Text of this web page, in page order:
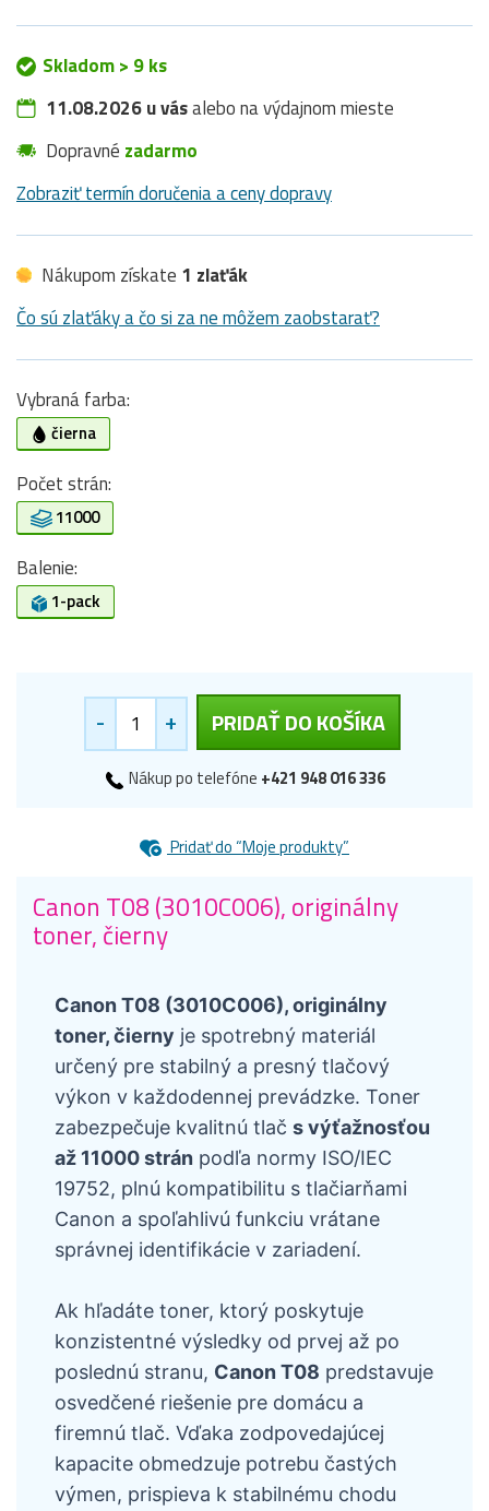
Skladom > 9 ks
11.08.2026 u vásalebo na výdajnom mieste
Dopravné zadarmo
Zobraziť termín doručenia a ceny dopravy
Nákupom získate 1 zlaťák
Čo sú zlaťáky a čo si za ne môžem zaobstarať?
Vybraná farba:
čierna
Počet strán:
11000
Balenie:
1-pack
- + PRIDAŤ DO KOŠÍKA
Nákup po telefóne +421 948 016 336
Pridať do “Moje produkty”
Canon T08 (3010C006), originálny
toner, čierny
Canon T08 (3010C006), originálny
toner, čierny je spotrebný materiál
určený pre stabilný a presný tlačový
výkon v každodennej prevádzke. Toner
zabezpečuje kvalitnú tlač s výťažnosťou
až 11000 strán podľa normy ISO/IEC
19752, plnú kompatibilitu s tlačiarňami
Canon a spoľahlivú funkciu vrátane
správnej identifikácie v zariadení.
Ak hľadáte toner, ktorý poskytuje
konzistentné výsledky od prvej až po
poslednú stranu, Canon T08 predstavuje
osvedčené riešenie pre domácu a
firemnú tlač. Vďaka zodpovedajúcej
kapacite obmedzuje potrebu častých
výmen, prispieva k stabilnému chodu